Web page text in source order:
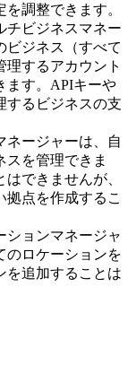
調整できます。
チビジネスマネー
ビジネス（すべて
するアカウント
ます。APIキーや
するビジネスの支
ネージャーは、自
スを管理できま
できませんが、
点を作成するこ
ションマネージャ
のロケーションを
を追加することは